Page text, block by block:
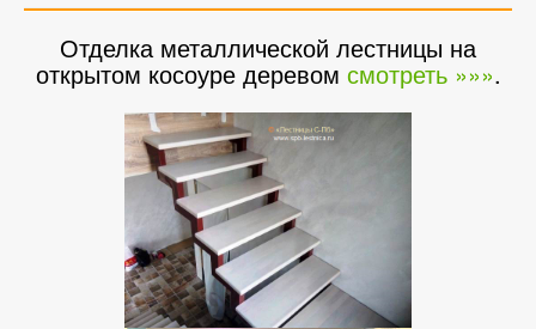
Отделка металлической лестницы на
открытом косоуре деревом смотреть »»».